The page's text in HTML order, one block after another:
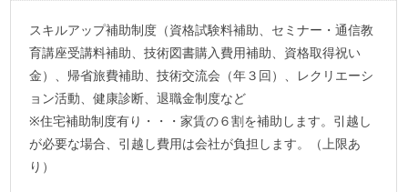
スキルアップ補助制度（資格試験料補助、セミナー・通信教
育講座受講料補助、技術図書購入費用補助、資格取得祝い
金）、帰省旅費補助、技術交流会（年３回）、レクリエーシ
ョン活動、健康診断、退職金制度など
※住宅補助制度有り・・・家賃の６割を補助します。引越し
が必要な場合、引越し費用は会社が負担します。（上限あ
り）